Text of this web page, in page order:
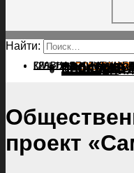
Найти:
ГЛАВНАЯПОЛИТИКА
КУЛЬТУРАПОСЕЛЕНИЯ
ПОЛИТИКА
СПОРТ
КУЛЬТУРА
ПОСЕЛЕНИЯ
проект